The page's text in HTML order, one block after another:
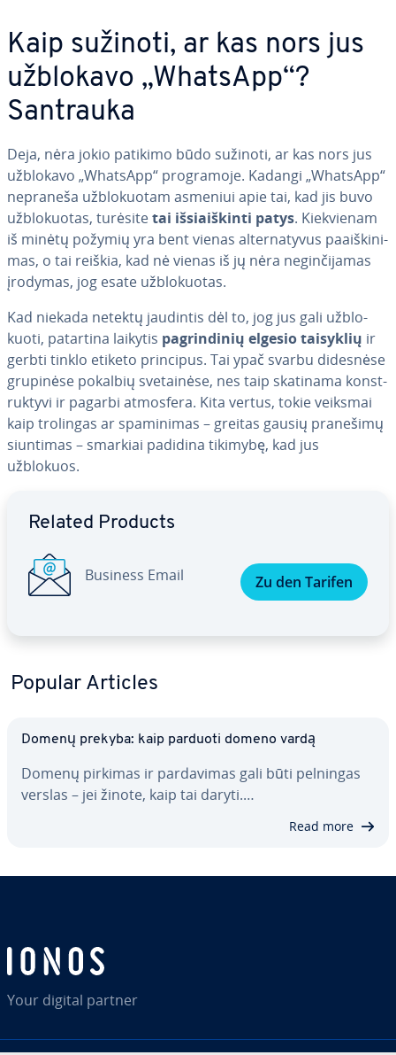
Kaip sužinoti, ar kas nors jus
užblokavo „WhatsApp“?
Santrauka
Deja, nėra jokio patikimo būdo sužinoti, ar kas nors jus
užblokavo „WhatsApp“ prog­ra­mo­je. Kadangi „WhatsApp“
nepraneša už­blo­kuo­tam asmeniui apie tai, kad jis buvo
už­blo­kuo­tas, turėsitetai iš­si­aiš­kin­ti patys. Kiek­vie­nam
iš minėtų požymių yra bent vienas al­ter­na­ty­vus pa­aiš­ki­ni­
mas, o tai reiškia, kad nė vienas iš jų nėra ne­gin­či­ja­mas
įrodymas, jog esate už­blo­kuo­tas.
Kad niekada netektų jaudintis dėl to, jog jus gali už­blo­
kuo­ti, patartina laikytis pag­rin­di­nių elgesio taisyklių ir
gerbti tinklo etiketo principus. Tai ypač svarbu didesnėse
grupinėse pokalbių sve­tai­nė­se, nes taip skatinama konst­
ruk­ty­vi ir pagarbi atmosfera. Kita vertus, tokie veiksmai
kaip trolingas ar spa­mi­ni­mas – greitas gausių pranešimų
siuntimas – smarkiai padidina tikimybę, kad jus
užblokuos.
Related Products
Business Email Zu den Tarifen
Popular Articles
Domenų prekyba: kaip parduoti domeno vardą
Domenų pirkimas ir par­da­vi­mas gali būti pelningas
verslas – jei žinote, kaip tai daryti.…
Read more
Your digital partner